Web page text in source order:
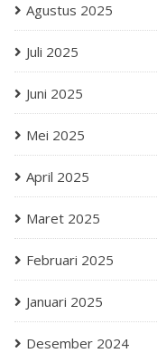
Agustus 2025
Juli 2025
Juni 2025
Mei 2025
April 2025
Maret 2025
Februari 2025
Januari 2025
Desember 2024